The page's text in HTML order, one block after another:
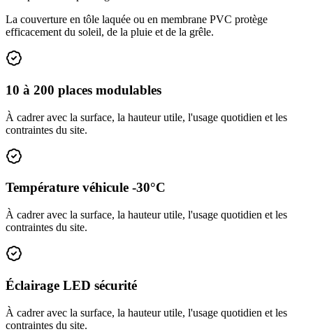
La couverture en tôle laquée ou en membrane PVC protège
efficacement du soleil, de la pluie et de la grêle.
10 à 200 places modulables
À cadrer avec la surface, la hauteur utile, l'usage quotidien et les
contraintes du site.
Température véhicule -30°C
À cadrer avec la surface, la hauteur utile, l'usage quotidien et les
contraintes du site.
Éclairage LED sécurité
À cadrer avec la surface, la hauteur utile, l'usage quotidien et les
contraintes du site.